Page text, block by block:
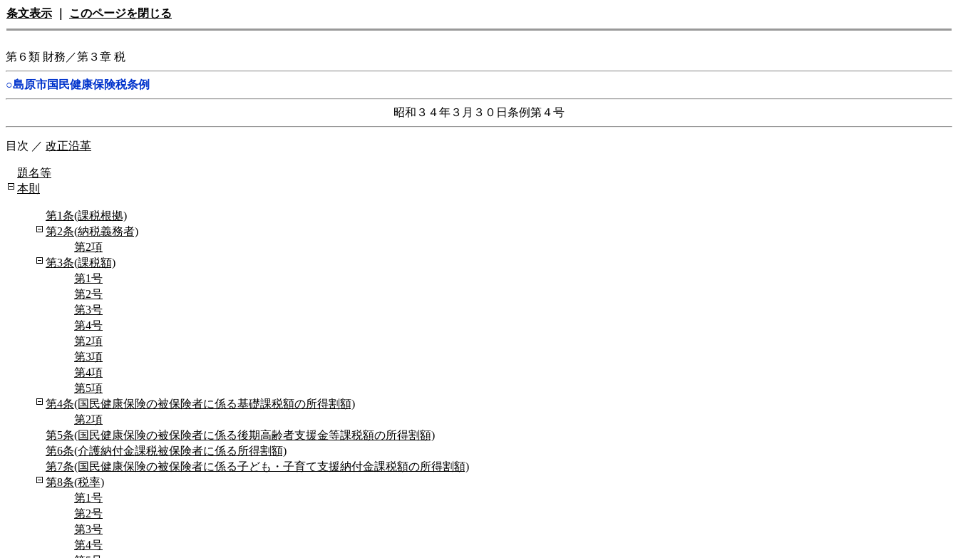
条文表示 このページを閉じる
第６類 財務／第３章 税
○島原市国民健康保険税条例
昭和３４年３月３０日条例第４号
目次 ／ 改正沿革
題名等
本則
第1条(課税根拠)
第2条(納税義務者)
第2項
第3条(課税額)
第1号
第2号
第3号
第4号
第2項
第3項
第4項
第5項
第4条(国民健康保険の被保険者に係る基礎課税額の所得割額)
第2項
第5条(国民健康保険の被保険者に係る後期高齢者支援金等課税額の所得割額)
第6条(介護納付金課税被保険者に係る所得割額)
第7条(国民健康保険の被保険者に係る子ども・子育て支援納付金課税額の所得割額)
第8条(税率)
第1号
第2号
第3号
第4号